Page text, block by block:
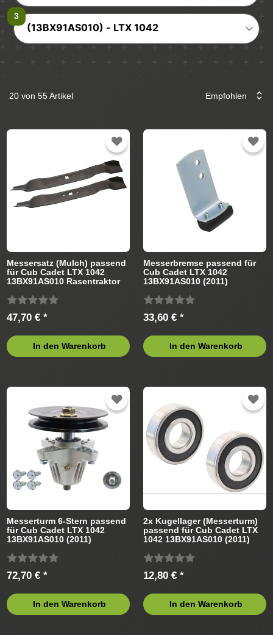
(13BX91AS010) - LTX 1042
20 von 55 Artikel
Messersatz (Mulch) passend
für Cub Cadet LTX 1042
13BX91AS010 Rasentraktor
47,70 € *
In den Warenkorb
Messerbremse passend für
Cub Cadet LTX 1042
13BX91AS010 (2011)
33,60 € *
In den Warenkorb
Messerturm 6-Stern passend
für Cub Cadet LTX 1042
13BX91AS010 (2011)
72,70 € *
In den Warenkorb
2x Kugellager (Messerturm)
passend für Cub Cadet LTX
1042 13BX91AS010 (2011)
12,80 € *
In den Warenkorb